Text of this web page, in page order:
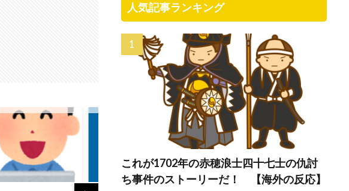
人気記事ランキング
これが1702年の赤穂浪士四十七士の仇討
ち事件のストーリーだ！ 【海外の反応】